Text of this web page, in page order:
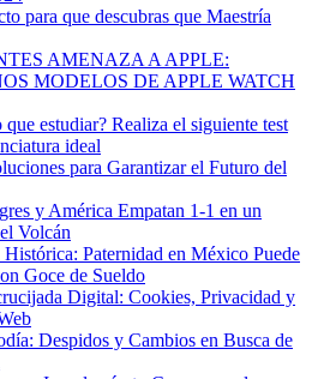
para que descubras que Maestría
AMENAZA A APPLE:
MODELOS DE APPLE WATCH
estudiar? Realiza el siguiente test
ideal
para Garantizar el Futuro del
y América Empatan 1-1 en un
Volcán
Paternidad en México Puede
Goce de Sueldo
Digital: Cookies, Privacidad y
Despidos y Cambios en Busca de